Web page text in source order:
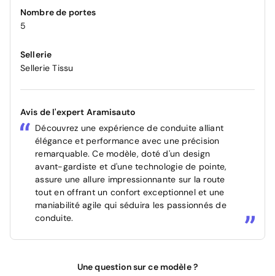
Nombre de portes
5
Sellerie
Sellerie Tissu
Avis de l'expert Aramisauto
Découvrez une expérience de conduite alliant
élégance et performance avec une précision
remarquable. Ce modèle, doté d'un design
avant-gardiste et d'une technologie de pointe,
assure une allure impressionnante sur la route
tout en offrant un confort exceptionnel et une
maniabilité agile qui séduira les passionnés de
conduite.
Une question sur ce modèle ?